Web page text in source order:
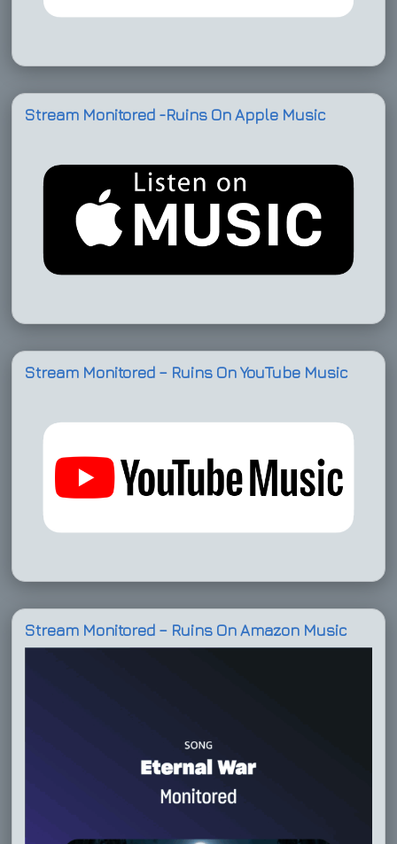
Stream Monitored -Ruins On Apple Music
Stream Monitored – Ruins On YouTube Music
Stream Monitored – Ruins On Amazon Music